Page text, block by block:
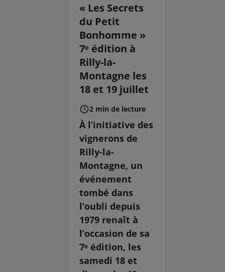
« Les Secrets
du Petit
Bonhomme »
7ᵉ édition à
Rilly-la-
Montagne les
18 et 19 juillet
2 min de lecture
À l’initiative des
vignerons de
Rilly-la-
Montagne, un
événement
tombé dans
l’oubli depuis
1979 renaît à
l’occasion de sa
7ᵉ édition, les
samedi 18 et